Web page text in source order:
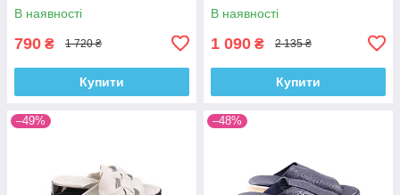
В наявності
790 ₴ 1 720 ₴
Купити
В наявності
1 090 ₴ 2 135 ₴
Купити
–49% –48%